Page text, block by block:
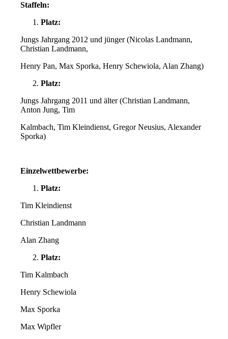
Staffeln:
Platz:
Jungs Jahrgang 2012 und jünger (Nicolas Landmann,
Christian Landmann,
Henry Pan, Max Sporka, Henry Schewiola, Alan Zhang)
Platz:
Jungs Jahrgang 2011 und älter (Christian Landmann,
Anton Jung, Tim
Kalmbach, Tim Kleindienst, Gregor Neusius, Alexander
Sporka)
Einzelwettbewerbe:
Platz:
Tim Kleindienst
Christian Landmann
Alan Zhang
Platz:
Tim Kalmbach
Henry Schewiola
Max Sporka
Max Wipfler